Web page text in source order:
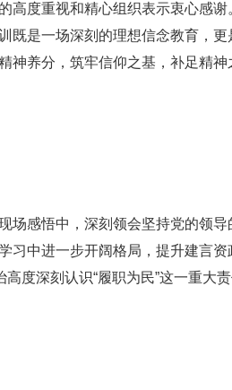
高度重视和精心组织表示衷心感
既是一场深刻的理想信念教育，
养分，筑牢信仰之基，补足精神
场感悟中，深刻领会坚持党的领
习中进一步开阔格局，提升建言
度深刻认识“履职为民”这一重大责